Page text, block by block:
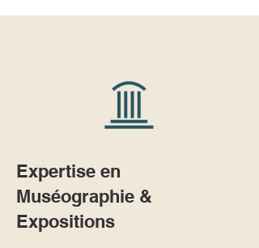
Expertise en
Muséographie &
Expositions